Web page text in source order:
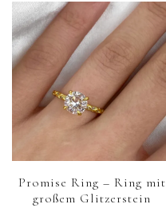
Promise Ring – Ring mit
großem Glitzerstein